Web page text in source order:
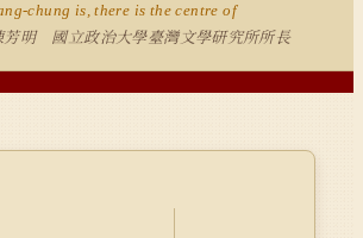
chung is, there is the centre of
明 國立政治大學臺灣文學研究所所長